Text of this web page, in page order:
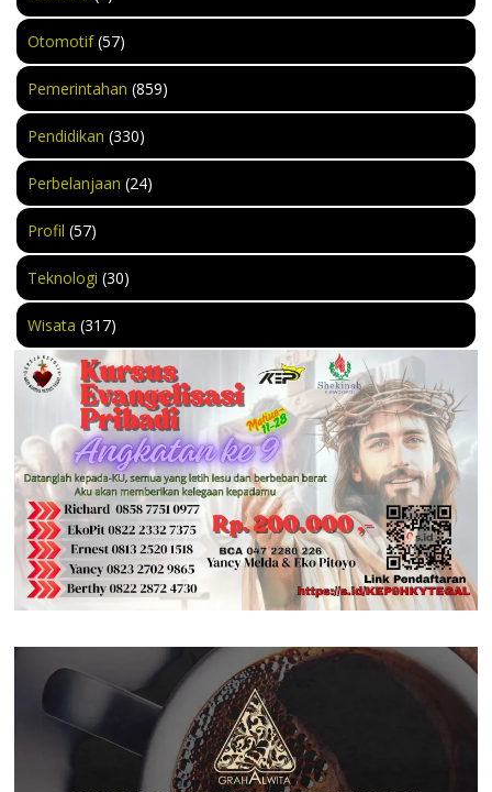
Otomotif(57)
Pemerintahan (859)
Pendidikan (330)
Perbelanjaan (24)
Profil (57)
Teknologi (30)
Wisata (317)